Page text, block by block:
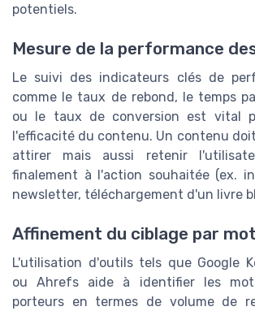
potentiels.
Mesure de la performance
Le suivi des indicateurs clés de
comme le taux de rebond, le temps
ou le taux de conversion est vital
l'efficacité du contenu. Un contenu
attirer mais aussi retenir
finalement à l'action souhaitée (ex.
newsletter, téléchargement d'un livre
Affinement du ciblage par
L'utilisation d'outils tels que Google
ou Ahrefs aide à identifier les
porteurs en termes de volume de